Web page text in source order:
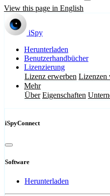
View this page in English
iSpy
Herunterladen
Benutzerhandbücher
Lizenzierung
Lizenz erwerben Lizenzen
Mehr
Über Eigenschaften
iSpyConnect
Software
Herunterladen